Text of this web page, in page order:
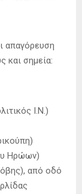
απαγόρευση
και σημεία:
Ι.Ν.)
Ηρώων)
από οδό